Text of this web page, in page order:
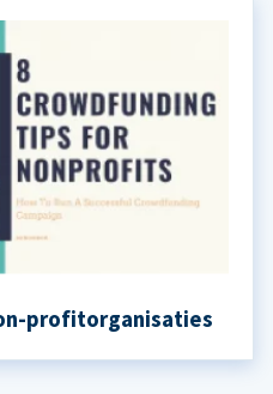
profitorganisaties